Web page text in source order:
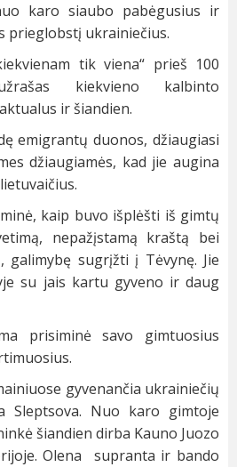
karo siaubo pabėgusius ir
prieglobstį ukrainiečius.
tik viena“ prieš 100
kiekvieno kalbinto
ir šiandien.
emigrantų duonos, džiaugiasi
džiaugiamės, kad jie augina
kaip buvo išplėšti iš gimtų
nepažįstamą kraštą bei
galimybę sugrįžti į Tėvynę. Jie
su jais kartu gyveno ir daug
prisiminė savo gimtuosius
gyvenančia ukrainiečių
Sleptsova. Nuo karo gimtoje
šiandien dirba Kauno Juozo
Olena supranta ir bando